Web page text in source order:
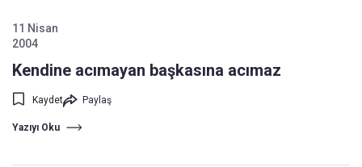
11 Nisan
2004
Kendine acımayan başkasına acımaz
Kaydet Paylaş
Yazıyı Oku